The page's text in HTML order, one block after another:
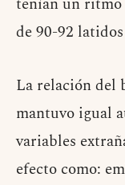
de 90-92
La relación del
mantuvo igual
variables
efecto como: